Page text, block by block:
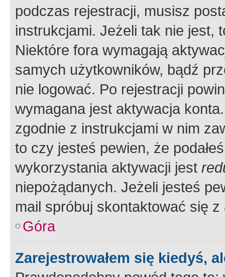
podczas rejestracji, musisz
instrukcjami. Jeżeli tak nie jest,
Niektóre fora wymagają
samych użytkowników, bądź
nie logować. Po rejestracji
wymagana jest aktywacja
zgodnie z instrukcjami w nim
to czy jesteś pewien, że
wykorzystania aktywacji jest
niepożądanych. Jeżeli jesteś
mail spróbuj skontaktować się
Góra
Zarejestrowałem się kiedyś,